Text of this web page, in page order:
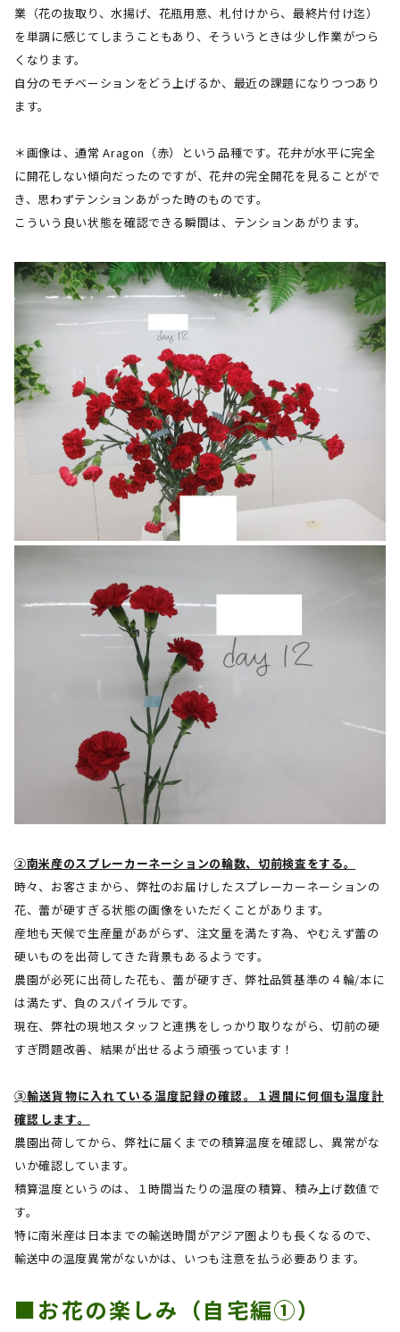
業（花の抜取り、水揚げ、花瓶用意、札付けから、最終片付け迄）
を単調に感じてしまうこともあり、そういうときは少し作業がつら
くなります。
自分のモチベーションをどう上げるか、最近の課題になりつつあり
ます。
＊画像は、通常 Aragon （赤）という品種です。花弁が水平に完全
に開花しない傾向だったのですが、花弁の完全開花を見ることがで
き、思わずテンションあがった時のものです。
こういう良い状態を確認できる瞬間は、テンションあがります。
②南米産のスプレーカーネーションの輪数、切前検査をする。
時々、お客さまから、弊社のお届けしたスプレーカーネーションの
花、蕾が硬すぎる状態の画像をいただくことがあります。
産地も天候で生産量があがらず、注文量を満たす為、やむえず蕾の
硬いものを出荷してきた背景もあるようです。
農園が必死に出荷した花も、蕾が硬すぎ、弊社品質基準の４輪/本に
は満たず、負のスパイラルです。
現在、弊社の現地スタッフと連携をしっかり取りながら、切前の硬
すぎ問題改善、結果が出せるよう頑張っています！
➂輸送貨物に入れている温度記録の確認。１週間に何個も温度計
確認します。
農園出荷してから、弊社に届くまでの積算温度を確認し、異常がな
いか確認しています。
積算温度というのは、１時間当たりの温度の積算、積み上げ数値で
す。
特に南米産は日本までの輸送時間がアジア圏よりも長くなるので、
輸送中の温度異常がないかは、いつも注意を払う必要あります。
■お花の楽しみ（自宅編①）